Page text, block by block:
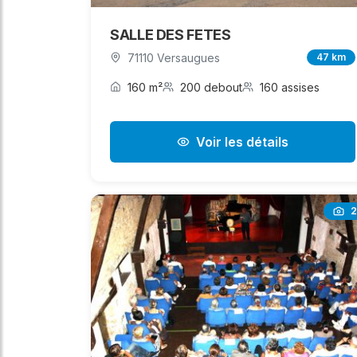
SALLE DES FETES
71110 Versaugues 47 km
160 m² 200 debout 160 assises
Voir les détails
2